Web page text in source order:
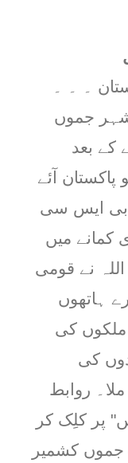
۔ ۔ ۔
جموں
کے بعد
آئے
بی ایس سی
کمانے میں
نے قومی
ہاتھوں
ملکوں کی
کی
روابط
پر کلِک کر
جموں کشمیر